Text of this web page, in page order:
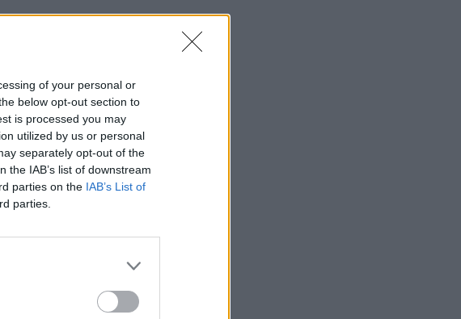
of your personal or
below opt-out section to
is processed you may
utilized by us or personal
separately opt-out of the
IAB’s list of downstream
parties on the IAB’s List of
parties.
do